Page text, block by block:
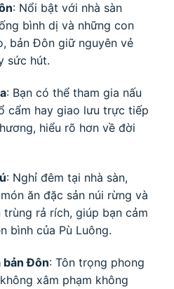
: Nổi bật với nhà sàn
bình dị và những con
bản Đôn giữ nguyên vẻ
sức hút.
: Bạn có thể tham gia nấu
cẩm hay giao lưu trực tiếp
hiểu rõ hơn về đời
: Nghỉ đêm tại nhà sàn,
ăn đặc sản núi rừng và
rả rích, giúp bạn cảm
bình của Pù Luông.
bản Đôn: Tôn trọng phong
xâm phạm không